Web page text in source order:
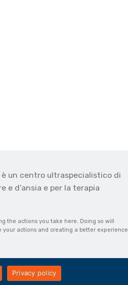
è un centro ultraspecialistico di
d’ansia e per la terapia
the actions you take here. Doing so will
actions and creating a better experience
Privacy policy